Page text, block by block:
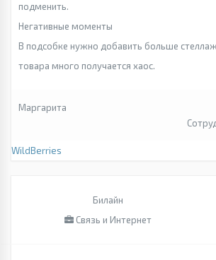
подменить.
Негативные моменты
В подсобке нужно добавить больше
товара много получается хаос.
Маргарита
WildBerries
Билайн
Связь и Интернет